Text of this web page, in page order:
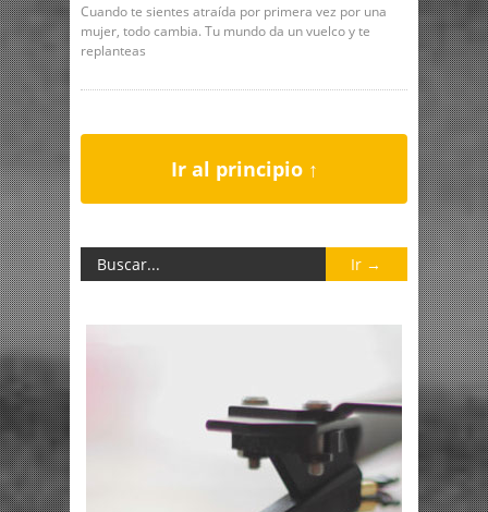
Cuando te sientes atraída por primera vez por una
mujer, todo cambia. Tu mundo da un vuelco y te
replanteas
Ir al principio ↑